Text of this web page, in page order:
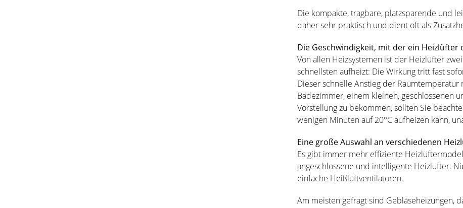
Die kompakte, tragbare, platzsparende und
daher sehr praktisch und dient oft als
Die Geschwindigkeit, mit der ein Heizlüfter
Von allen Heizsystemen ist der Heizlüfter
schnellsten aufheizt: Die Wirkung tritt fast
Dieser schnelle Anstieg der
Badezimmer, einem kleinen, geschlossenen
Vorstellung zu bekommen, sollten Sie
wenigen Minuten auf 20°C aufheizen kann,
Eine große Auswahl an verschiedenen
Es gibt immer mehr effiziente
angeschlossene und intelligente Heizlüfter.
einfache Heißluftventilatoren.
Am meisten gefragt sind Gebläseheizungen,